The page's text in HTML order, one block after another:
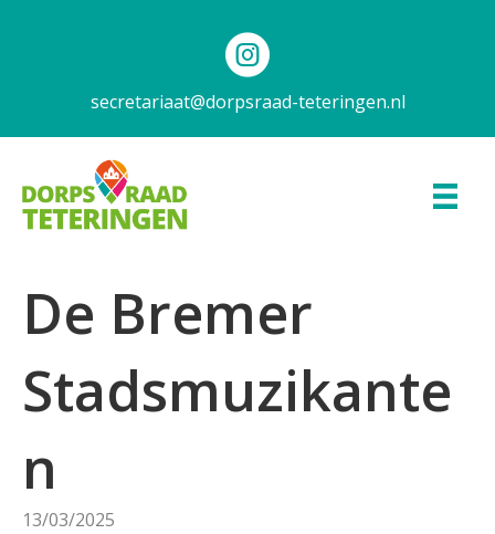
secretariaat@dorpsraad-teteringen.nl
De Bremer
Stadsmuzikante
n
13/03/2025